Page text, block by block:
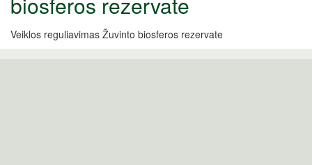
Veiklos reguliavimas Žuvinto biosferos rezervate